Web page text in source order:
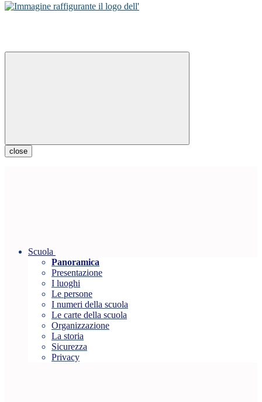
close
Scuola
Panoramica
Presentazione
I luoghi
Le persone
I numeri della scuola
Le carte della scuola
Organizzazione
La storia
Sicurezza
Privacy